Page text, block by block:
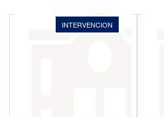
INTERVENCION